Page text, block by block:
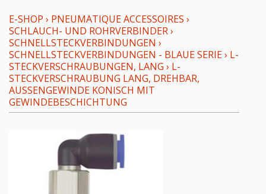
E-SHOP › PNEUMATIQUE ACCESSOIRES ›
SCHLAUCH- UND ROHRVERBINDER›
SCHNELLSTECKVERBINDUNGEN ›
SCHNELLSTECKVERBINDUNGEN - BLAUE SERIE› L-
STECKVERSCHRAUBUNGEN, LANG › L-
STECKVERSCHRAUBUNG LANG, DREHBAR,
AUSSENGEWINDE KONISCH MIT G
EWINDEBESCHICHTUNG